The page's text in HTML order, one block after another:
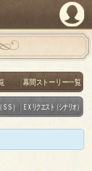
PandoraPartyProject
幕間ストーリー一覧
Ｓ） ＥＸリクエスト（シナリオ）